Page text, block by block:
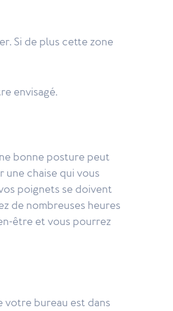
Si de plus cette zone
envisagé.
bonne posture peut
une chaise qui vous
poignets se doivent
de nombreuses heures
être et vous pourrez
votre bureau est dans